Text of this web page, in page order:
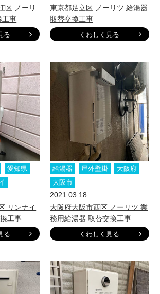
区 ノーリ
工事
る
東京都足立区 ノーリツ 給湯器
取替交換工事
くわしく見る
愛知県
リンナイ
工事
る
給湯器 屋外壁掛
大阪府
大阪市
2021.03.18
大阪府大阪市西区 ノーリツ 業
務用給湯器 取替交換工事
くわしく見る